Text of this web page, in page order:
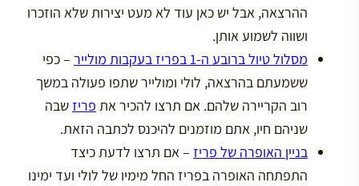
ההרצאה, אבל יש כאן עוד לא מעט יצירות שלא הוזכרו
ושווה לשמוע אותן.
מסלול טיול ברובע ה-1 בפריז בעקבות מולייר
– כפי
ששמעתם בהרצאה, לולי ומולייר שתפו פעולה במשך
רוב הקריירה שלהם. אם תרצו להכיר את פריז שבה
שניהם חיו, אתם מוזמנים להיכנס לכתבה הזאת.
בניין האופרה של פריז – אם תרצו לדעת כיצד
התפתחה האופרה בפריז החל מימיו של לולי ועד ימינו